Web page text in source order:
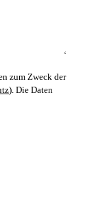
zum Zweck der
). Die Daten